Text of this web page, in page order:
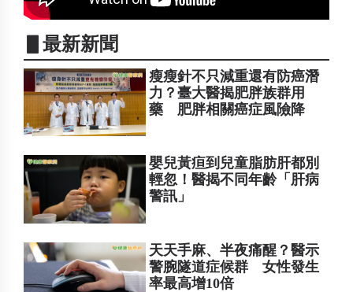
▋最新新聞
瘦瘦針不只減重還有防癌潛
力？臺大醫揭肥胖族群用
藥 肥胖相關癌症風險降
嬰兒黃疸到兒童脂肪肝都別
輕忽！醫揭不同年齡「肝病
警訊」
天天手麻、半夜痛醒？醫示
警腕隧道症候群 女性發生
率最高增10倍